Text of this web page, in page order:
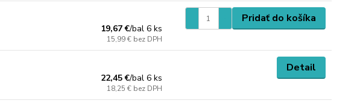
19,67 €/bal 6 ks
15,99 € bez DPH
Pridať do košíka
22,45 €/bal 6 ks
18,25 € bez DPH
Detail